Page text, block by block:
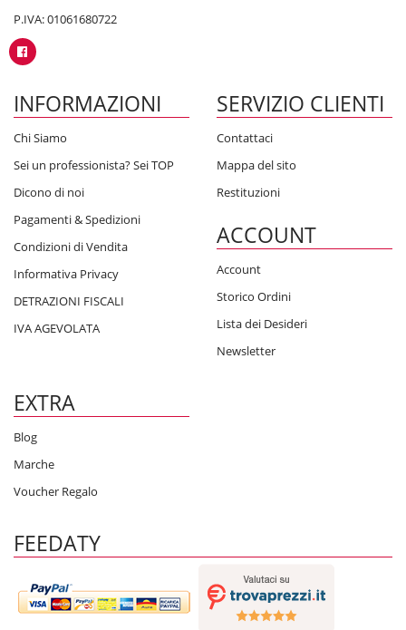
P.IVA: 01061680722
INFORMAZIONI
Chi Siamo
Sei un professionista? Sei TOP
Dicono di noi
Pagamenti & Spedizioni
Condizioni di Vendita
Informativa Privacy
DETRAZIONI FISCALI
IVA AGEVOLATA
SERVIZIO CLIENTI
Contattaci
Mappa del sito
Restituzioni
ACCOUNT
Account
Storico Ordini
Lista dei Desideri
Newsletter
EXTRA
Blog
Marche
Voucher Regalo
FEEDATY